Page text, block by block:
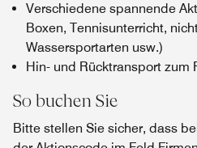
Verschiedene spannende
Boxen, Tennisunterricht,
Wassersportarten usw.)
Hin- und Rücktransport zum
So buchen Sie
Bitte stellen Sie sicher, dass